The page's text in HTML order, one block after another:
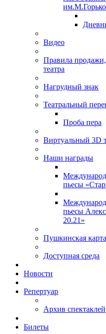
Видео
Правила
театра
Нагрудный знак
Театральный
Проба пера
Виртуальный 3D
Наши награды
пьесы
пьесы
20.21»
Пушкинская карта
Доступная среда
Новости
Репертуар
Архив спектаклей
Билеты